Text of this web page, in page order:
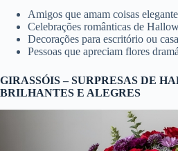
Amigos que amam coisas
Celebrações românticas de
Decorações para escritório ou casa
Pessoas que apreciam flores
GIRASSÓIS – SURPRESAS DE
BRILHANTES E ALEGRES